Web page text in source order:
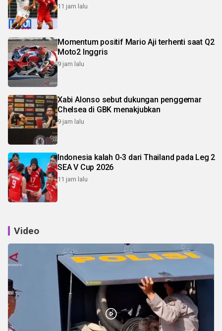
11 jam lalu
Momentum positif Mario Aji terhenti saat Q2
Moto2 Inggris
9 jam lalu
Xabi Alonso sebut dukungan penggemar
Chelsea di GBK menakjubkan
9 jam lalu
Indonesia kalah 0-3 dari Thailand pada Leg 2
SEA V Cup 2026
11 jam lalu
Video